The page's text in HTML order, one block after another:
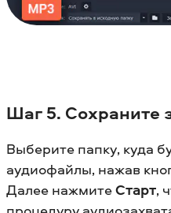
Шаг 5. Сохраните
Выберите папку, куда
аудиофайлы, нажав
Далее нажмитеСтарт,